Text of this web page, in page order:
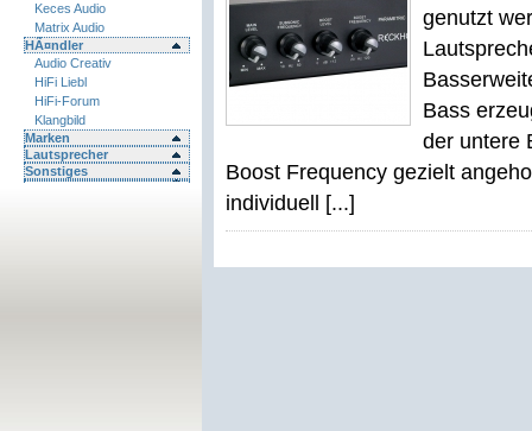
Keces Audio
Matrix Audio
HÃ¤ndler
Audio Creativ
HiFi Liebl
HiFi-Forum
Klangbild
Marken
Lautsprecher
Sonstiges
genutzt
Bass
der untere
Boost Frequency gezielt
individuell [...]